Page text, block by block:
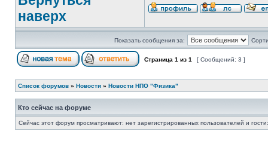
наверх
Показать сообщения за:
Страница 1 из 1 [ Сообщений: 3 ]
Список форумов » Новости » Новости НПО "Физика"
Кто сейчас на форуме
Сейчас этот форум просматривают: нет зарегистрированных пользователей и